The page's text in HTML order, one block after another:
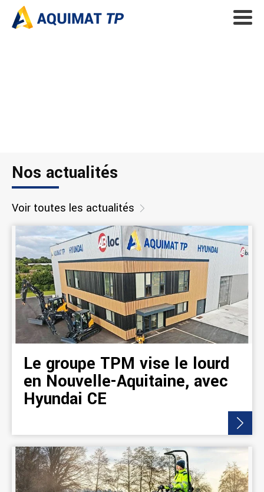
Nos actualités
Voir toutes les actualités
Le groupe TPM vise le lourd
en Nouvelle-Aquitaine, avec
Hyundai CE